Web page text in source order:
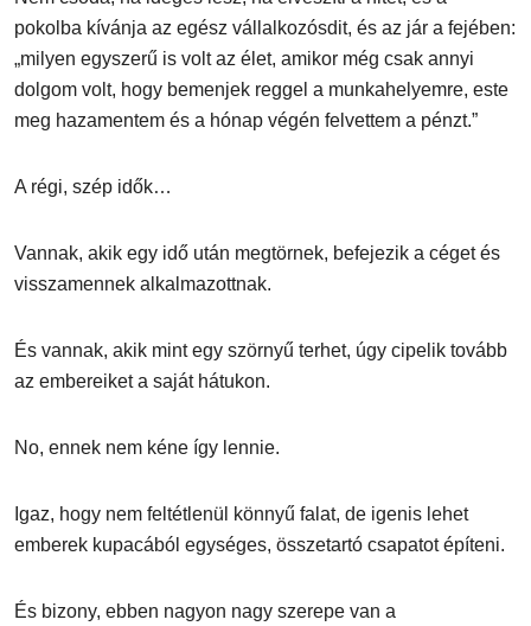
pokolba kívánja az egész vállalkozósdit, és az jár a fejében:
„milyen egyszerű is volt az élet, amikor még csak annyi
dolgom volt, hogy bemenjek reggel a munkahelyemre, este
meg hazamentem és a hónap végén felvettem a pénzt.”
A régi, szép idők…
Vannak, akik egy idő után megtörnek, befejezik a céget és
visszamennek alkalmazottnak.
És vannak, akik mint egy szörnyű terhet, úgy cipelik tovább
az embereiket a saját hátukon.
No, ennek nem kéne így lennie.
Igaz, hogy nem feltétlenül könnyű falat, de igenis lehet
emberek kupacából egységes, összetartó csapatot építeni.
És bizony, ebben nagyon nagy szerepe van a